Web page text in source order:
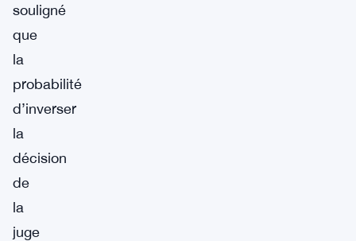
souligné
que
la
probabilité
d’inverser
la
décision
de
la
juge